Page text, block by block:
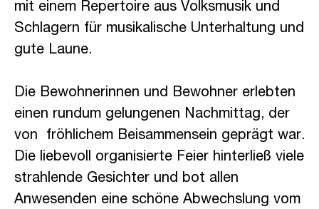
mit einem Repertoire aus Volksmusik und
Schlagern für musikalische Unterhaltung und
gute Laune.
Die Bewohnerinnen und Bewohner erlebten
einen rundum gelungenen Nachmittag, der
von fröhlichem Beisammensein geprägt war.
Die liebevoll organisierte Feier hinterließ viele
strahlende Gesichter und bot allen
Anwesenden eine schöne Abwechslung vom